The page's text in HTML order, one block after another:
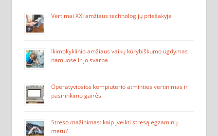
Vertimai XXI amžiaus technologijų priešakyje
Ikimokyklinio amžiaus vaikų kūrybiškumo ugdymas
namuose ir jo svarba
Operatyviosios kompiuterio atminties vertinimas ir
pasirinkimo gairės
Streso mažinimas: kaip įveikti stresą egzaminų
metu?